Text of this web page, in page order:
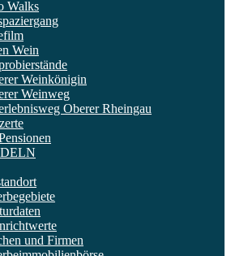
Walks
Wein
Weinkönigin
Weinweg
Oberer Rheingau
und Firmen